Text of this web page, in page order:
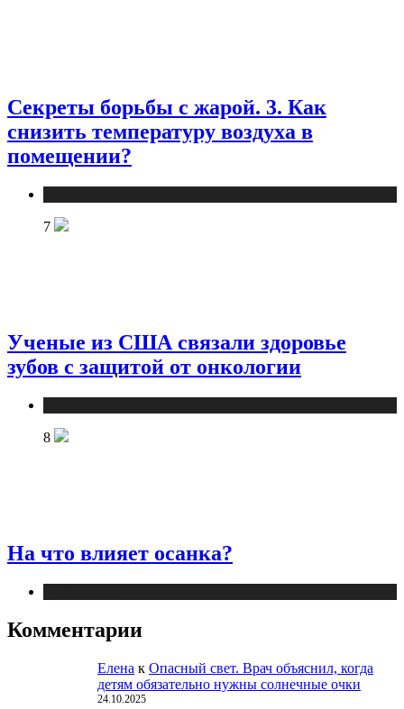
Секреты борьбы с жарой. 3. Как
снизить температуру воздуха в
помещении?
7
Ученые из США связали здоровье
зубов с защитой от онкологии
8
На что влияет осанка?
Комментарии
Елена к Опасный свет. Врач объяснил, когда
детям обязательно нужны солнечные очки
24.10.2025